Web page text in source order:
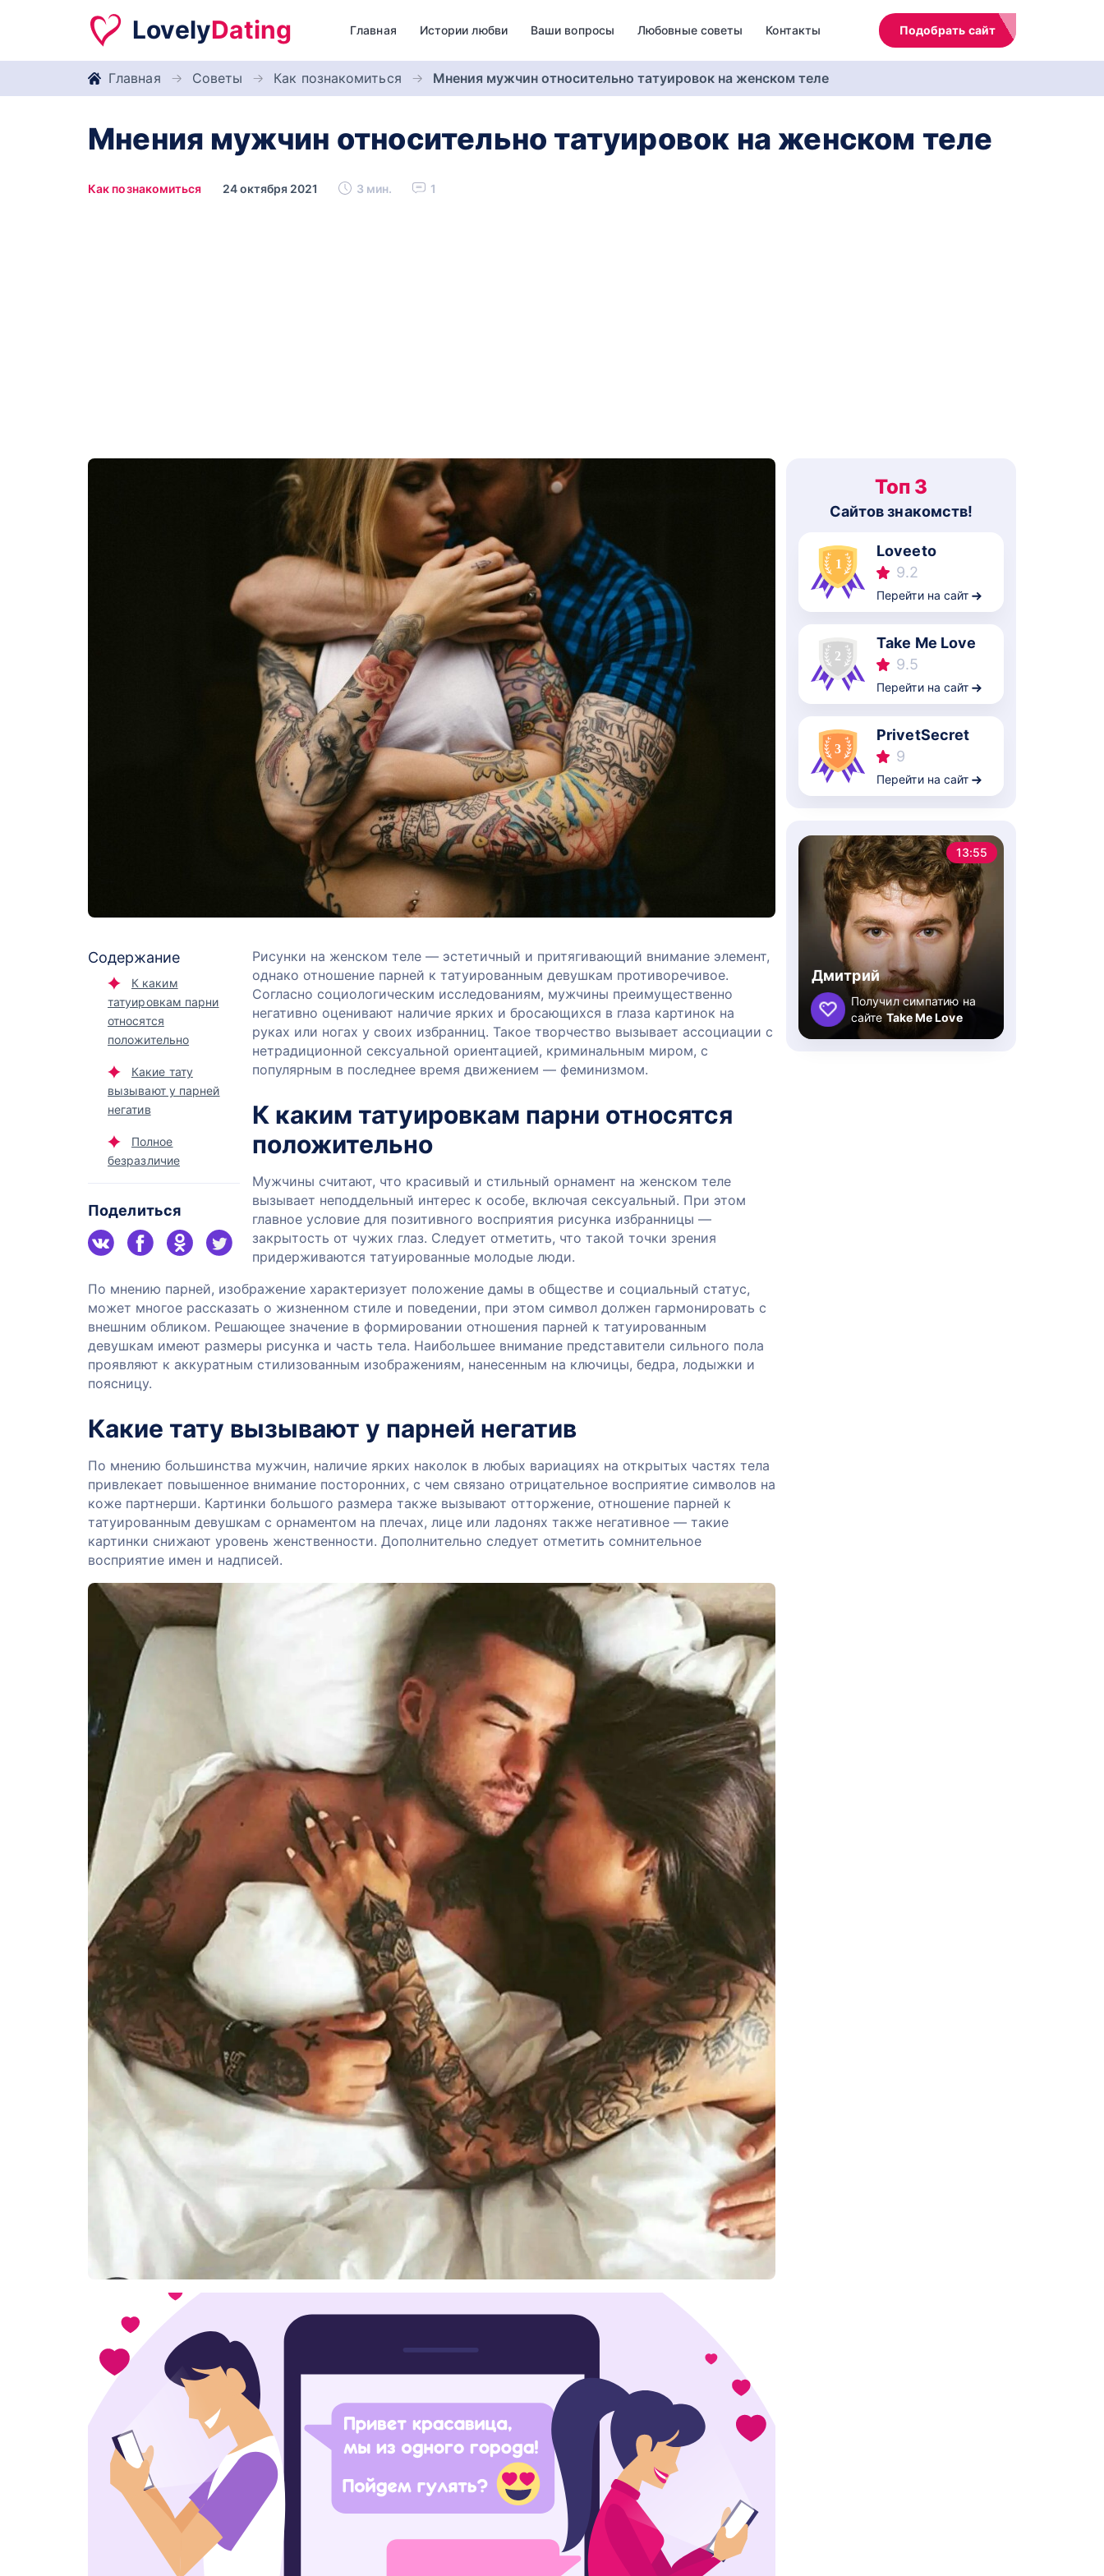
LovelyDating Главная Истории любви Ваши вопросы Любовные советы Контакты Подобрать сайт
Главная Советы Как познакомиться Мнения мужчин относительно татуировок на женском теле
Мнения мужчин относительно татуировок на женском теле
Как познакомиться 24 октября 2021 3 мин. 1
Содержание
К каким
татуировкам парни
относятся
положительно
Какие тату
вызывают у парней
негатив
Полное
безразличие
Поделиться
Рисунки на женском теле — эстетичный и притягивающий внимание элемент,
однако отношение парней к татуированным девушкам противоречивое.
Согласно социологическим исследованиям, мужчины преимущественно
негативно оценивают наличие ярких и бросающихся в глаза картинок на
руках или ногах у своих избранниц. Такое творчество вызывает ассоциации с
нетрадиционной сексуальной ориентацией, криминальным миром, с
популярным в последнее время движением — феминизмом.
К каким татуировкам парни относятся
положительно
Мужчины считают, что красивый и стильный орнамент на женском теле
вызывает неподдельный интерес к особе, включая сексуальный. При этом
главное условие для позитивного восприятия рисунка избранницы —
закрытость от чужих глаз. Следует отметить, что такой точки зрения
придерживаются татуированные молодые люди.
По мнению парней, изображение характеризует положение дамы в обществе и социальный статус,
может многое рассказать о жизненном стиле и поведении, при этом символ должен гармонировать с
внешним обликом. Решающее значение в формировании отношения парней к татуированным
девушкам имеют размеры рисунка и часть тела. Наибольшее внимание представители сильного пола
проявляют к аккуратным стилизованным изображениям, нанесенным на ключицы, бедра, лодыжки и
поясницу.
Какие тату вызывают у парней негатив
По мнению большинства мужчин, наличие ярких наколок в любых вариациях на открытых частях тела
привлекает повышенное внимание посторонних, с чем связано отрицательное восприятие символов на
коже партнерши. Картинки большого размера также вызывают отторжение, отношение парней к
татуированным девушкам с орнаментом на плечах, лице или ладонях также негативное — такие
картинки снижают уровень женственности. Дополнительно следует отметить сомнительное
восприятие имен и надписей.
Топ 3
Cайтов знакомств!
Loveeto
9.2
Перейти на сайт
Take Me Love
9.5
Перейти на сайт
PrivetSecret
9
Перейти на сайт
13:55
Дмитрий
Получил симпатию на
сайтеTake Me Love